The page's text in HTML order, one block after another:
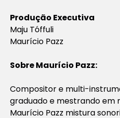
Produção Executiva
Maju Tóffuli
Maurício Pazz
Sobre Maurício Pazz:
Compositor e multi-
graduado e mestrando em
Maurício Pazz mistura